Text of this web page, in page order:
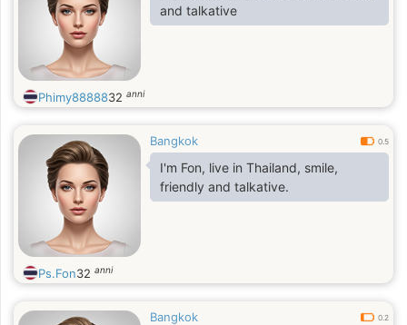
and talkative
Phimy8888832 anni
Bangkok 0.5
I'm Fon, live in Thailand, smile,
friendly and talkative.
Ps.Fon32 anni
Bangkok 0.2